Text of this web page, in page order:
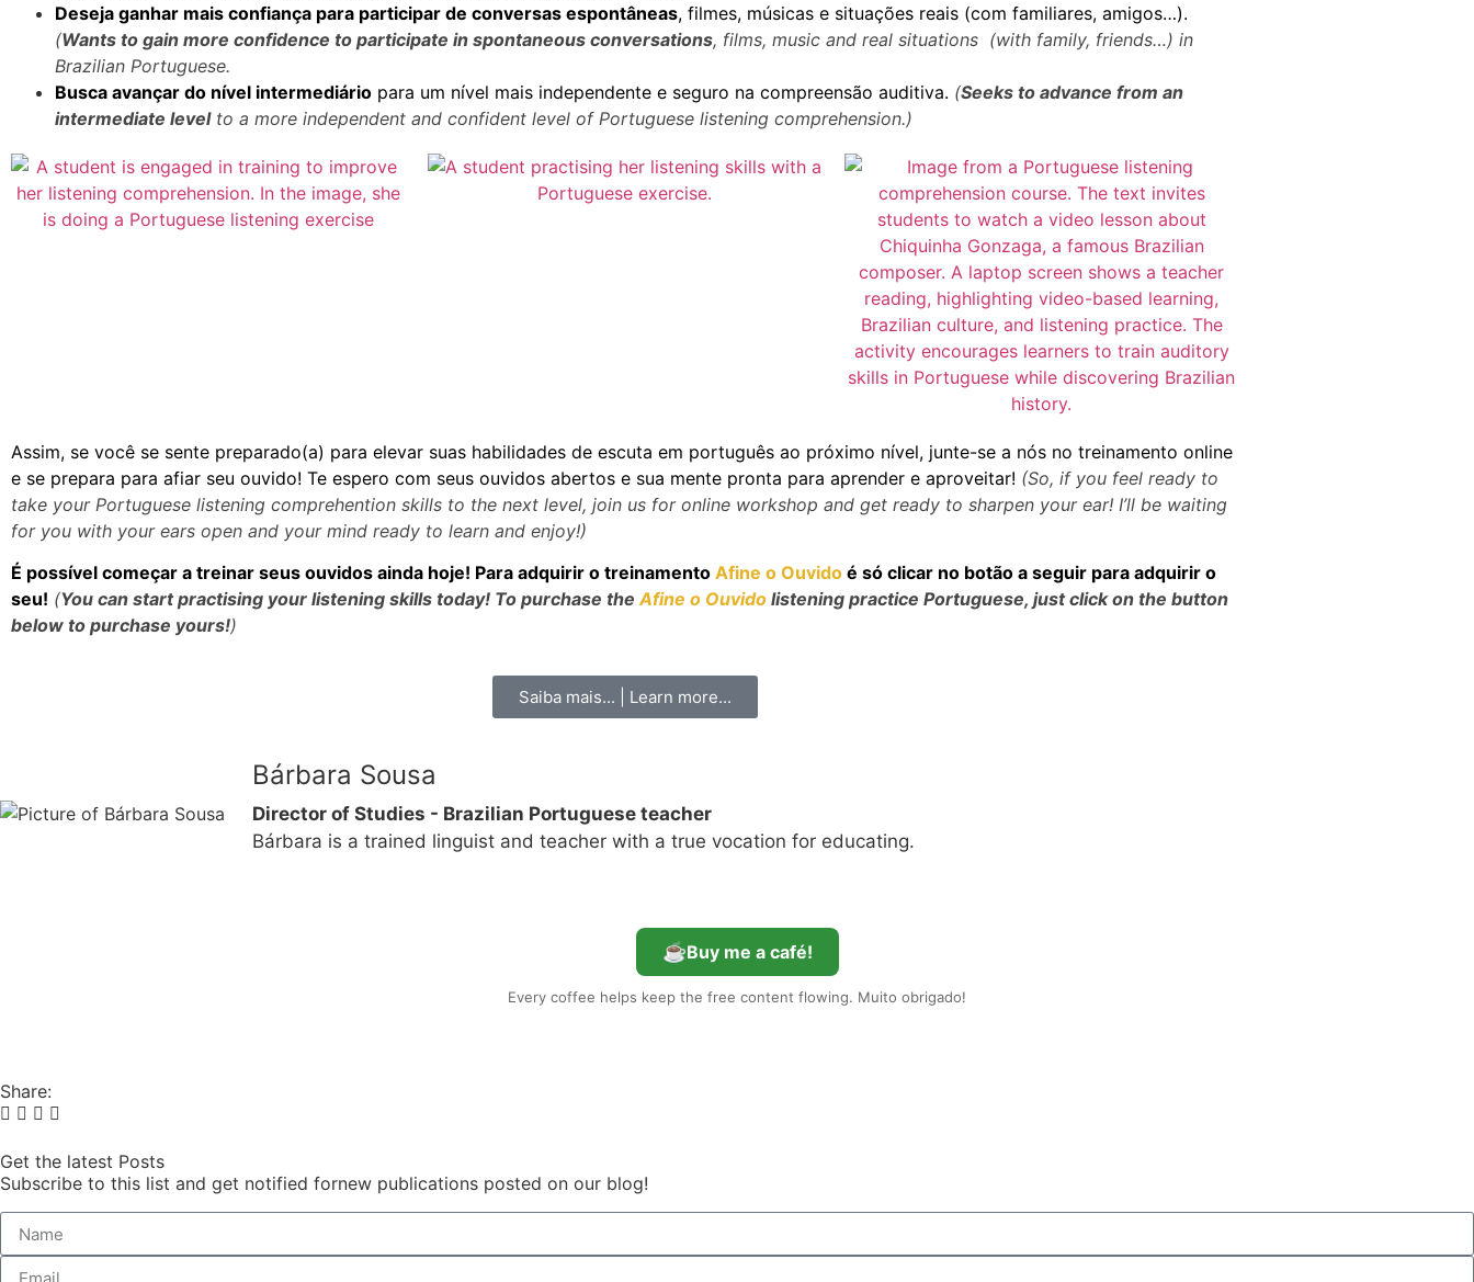
Deseja ganhar mais confiança para participar de conversas espontâneas, filmes, músicas e situações reais (com familiares, amigos…).
(Wants to gain more confidence to participate in spontaneous conversations, films, music and real situations (with family, friends…) in
Brazilian Portuguese.
Busca avançar do nível intermediário para um nível mais independente e seguro na compreensão auditiva. (Seeks to advance from an
intermediate levelto a more independent and confident level of Portuguese listening comprehension.)
Assim, se você se sente preparado(a) para elevar suas habilidades de escuta em português ao próximo nível, junte-se a nós no treinamento online
e se prepara para afiar seu ouvido! Te espero com seus ouvidos abertos e sua mente pronta para aprender e aproveitar! (So, if you feel ready to
take your Portuguese listening comprehention skills to the next level, join us for online workshop and get ready to sharpen your ear! I’ll be waiting
for you with your ears open and your mind ready to learn and enjoy!)
É possível começar a treinar seus ouvidos ainda hoje! Para adquirir o treinamento Afine o Ouvido é só clicar no botão a seguir para adquirir o
seu! (You can start practising your listening skills today! To purchase the Afine o Ouvido listening practice Portuguese, just click on the button
below to purchase yours!)
Saiba mais... | Learn more...
Bárbara Sousa
Director of Studies - Brazilian Portuguese teacher
Bárbara is a trained linguist and teacher with a true vocation for educating.
☕Buy me a café!
Every coffee helps keep the free content flowing. Muito obrigado!
Share:
Get the latest Posts
Subscribe to this list and get notified fornew publications posted on our blog!